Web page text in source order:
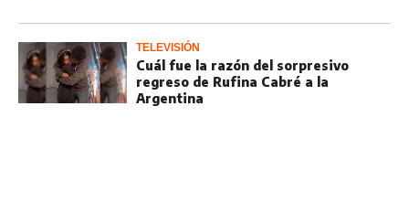
TELEVISIÓN
Cuál fue la razón del sorpresivo
regreso de Rufina Cabré a la
Argentina